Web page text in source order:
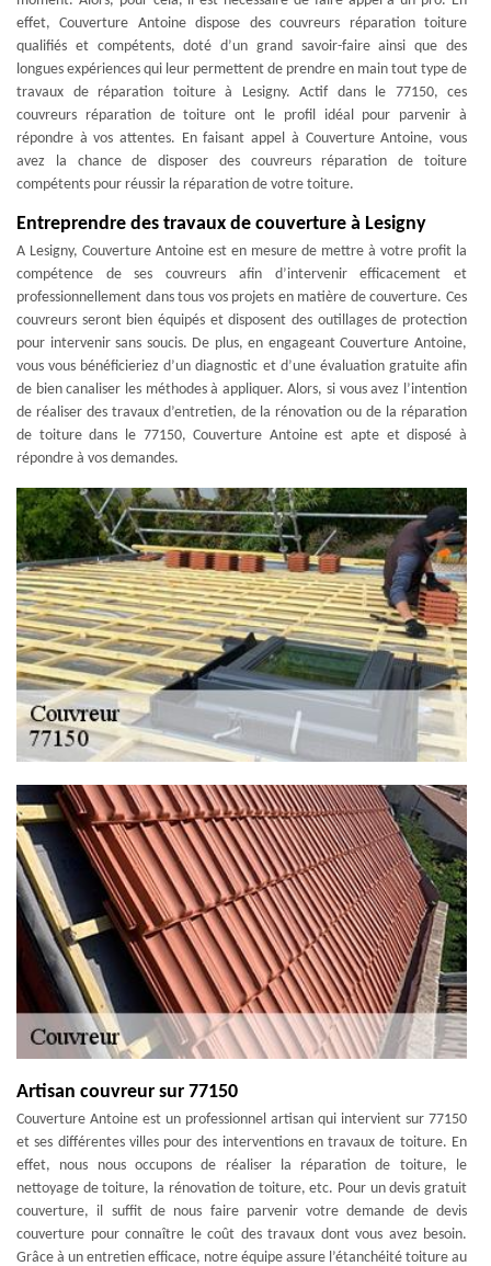
effet, Couverture Antoine dispose des couvreurs réparation toiture
qualifiés et compétents, doté d’un grand savoir-faire ainsi que des
longues expériences qui leur permettent de prendre en main tout type de
travaux de réparation toiture à Lesigny. Actif dans le 77150, ces
couvreurs réparation de toiture ont le profil idéal pour parvenir à
répondre à vos attentes. En faisant appel à Couverture Antoine, vous
avez la chance de disposer des couvreurs réparation de toiture
compétents pour réussir la réparation de votre toiture.
Entreprendre des travaux de couverture à Lesigny
A Lesigny, Couverture Antoine est en mesure de mettre à votre profit la
compétence de ses couvreurs afin d’intervenir efficacement et
professionnellement dans tous vos projets en matière de couverture. Ces
couvreurs seront bien équipés et disposent des outillages de protection
pour intervenir sans soucis. De plus, en engageant Couverture Antoine,
vous vous bénéficieriez d’un diagnostic et d’une évaluation gratuite afin
de bien canaliser les méthodes à appliquer. Alors, si vous avez l’intention
de réaliser des travaux d’entretien, de la rénovation ou de la réparation
de toiture dans le 77150, Couverture Antoine est apte et disposé à
répondre à vos demandes.
Artisan couvreur sur 77150
Couverture Antoine est un professionnel artisan qui intervient sur 77150
et ses différentes villes pour des interventions en travaux de toiture. En
effet, nous nous occupons de réaliser la réparation de toiture, le
nettoyage de toiture, la rénovation de toiture, etc. Pour un devis gratuit
couverture, il suffit de nous faire parvenir votre demande de devis
couverture pour connaître le coût des travaux dont vous avez besoin.
Grâce à un entretien efficace, notre équipe assure l’étanchéité toiture au